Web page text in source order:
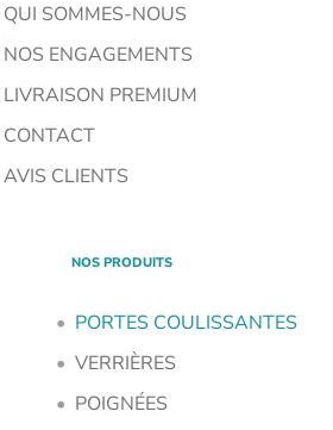
QUI SOMMES-NOUS
NOS ENGAGEMENTS
LIVRAISON PREMIUM
CONTACT
AVIS CLIENTS
NOS PRODUITS
PORTES COULISSANTES
VERRIÈRES
POIGNÉES